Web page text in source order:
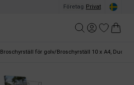
Företag Privat
Broschyrställ för golv/Broschyrställ 10 x A4, Duo